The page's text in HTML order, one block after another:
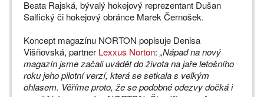
Beata Rajská, bývalý hokejový reprezentant Dušan
Salfický či hokejový obránce Marek Černošek.
Koncept magazínu NORTON popisuje Denisa
Višňovská, partner Lexxus Norton: „Nápad na nový
magazín jsme začali uvádět do života na jaře letošního
roku jeho pilotní verzí, která se setkala s velkým
ohlasem. Věříme proto, že se podobné odezvy dočká i